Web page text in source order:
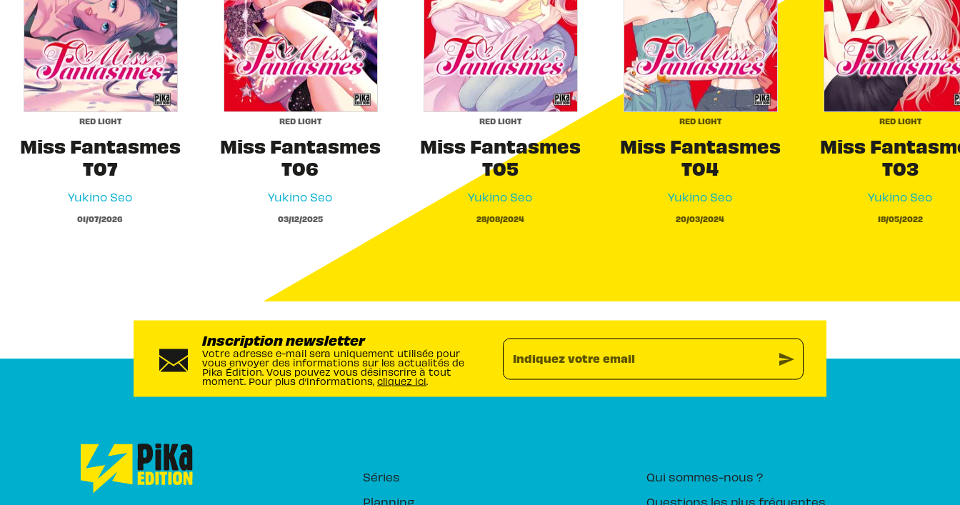
RED LIGHT
Miss Fantasmes
T07
Yukino Seo
01/07/2026
RED LIGHT
Miss Fantasmes
T06
Yukino Seo
03/12/2025
RED LIGHT
Miss Fantasmes
T05
Yukino Seo
28/08/2024
RED LIGHT
Miss Fantasmes
T04
Yukino Seo
20/03/2024
RED LIGHT
Miss
T03
Yukino Seo
18/05/2022
Inscription newsletter
Votre adresse e-mail sera uniquement utilisée pour
vous envoyer des informations sur les actualités de
Pika Édition. Vous pouvez vous désinscrire à tout
moment. Pour plus d’informations, cliquez ici.
Indiquez votre email send
Séries
Planning
Qui sommes-nous ?
Questions les plus fréquentes